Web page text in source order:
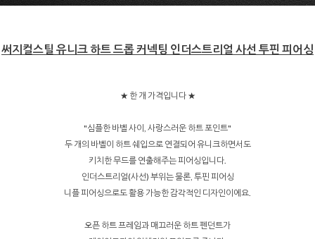
써지컬스틸 유니크 하트 드롭 커넥팅 인더스트리얼 사선 투핀 피어싱
★ 한 개 가격입니다 ★
"심플한 바벨 사이, 사랑스러운 하트 포인트"
두 개의 바벨이 하트 쉐입으로 연결되어 유니크하면서도
키치한 무드를 연출해주는 피어싱입니다.
인더스트리얼(사선) 부위는 물론, 투핀 피어싱
니플 피어싱으로도 활용 가능한 감각적인 디자인이에요.
오픈 하트 프레임과 매끄러운 하트 펜던트가